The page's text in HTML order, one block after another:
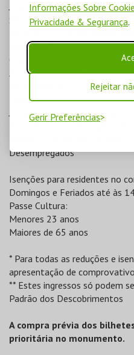
Informações Sobre
Privacidade & Segurança.
Rejeitar
Gerir Preferências
Jovens (13 aos 25 anos) –
Séniores (> 65 anos) – 8,50€
Isenções*
Crianças menores de 12 anos
Acompanhantes de pessoas
Portadores do cartão Lisboa
Profissionais de turismo em
Jornalistas, Investigadores e
Desempregados **
Isenções para residentes no
Domingos e Feriados até às
Passe Cultura:
Menores 23 anos
Maiores de 65 anos
* Para todas as reduções e
apresentação de
** Estes ingressos só podem
Padrão dos Descobrimentos
A compra prévia dos
prioritária no monumento.